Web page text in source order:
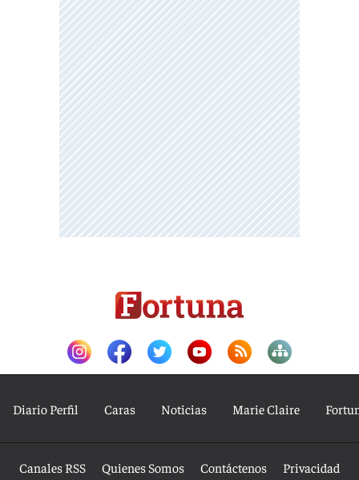
Diario Perfil Caras Noticias Marie Claire
Canales RSS Quienes Somos Contáctenos Privacidad